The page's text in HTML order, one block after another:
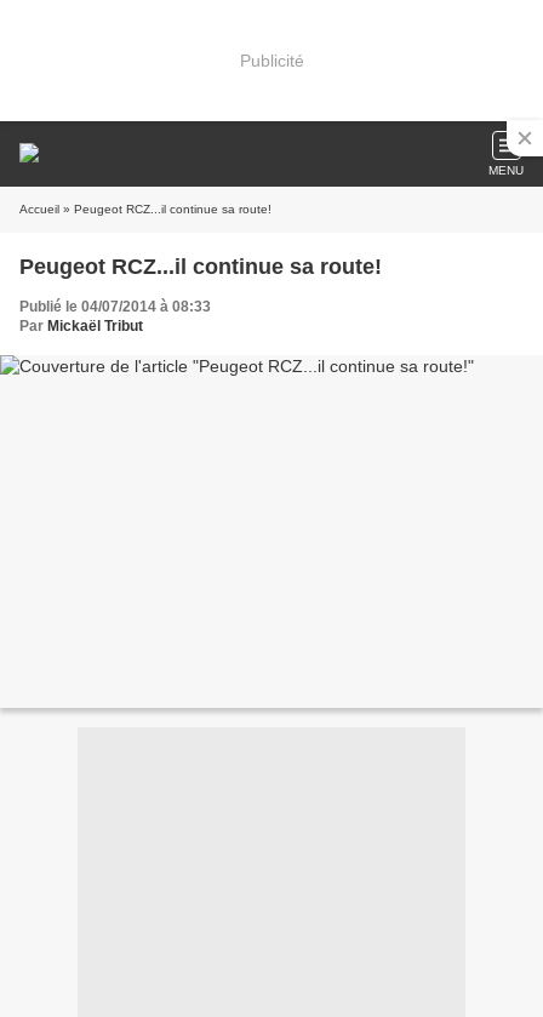
Publicité
MENU
Accueil » Peugeot RCZ...il continue sa route!
Peugeot RCZ...il continue sa route!
Publié le 04/07/2014 à 08:33
Par Mickaël Tribut